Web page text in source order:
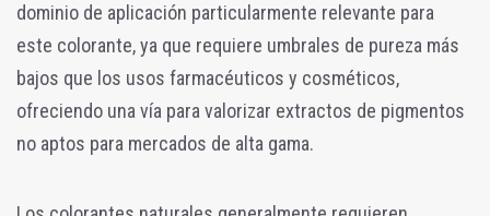
dominio de aplicación particularmente relevante para
este colorante, ya que requiere umbrales de pureza más
bajos que los usos farmacéuticos y cosméticos,
ofreciendo una vía para valorizar extractos de pigmentos
no aptos para mercados de alta gama.